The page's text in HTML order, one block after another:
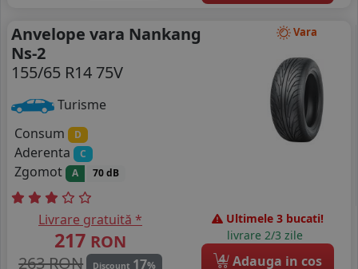
Vara
Anvelope vara Nankang
Ns-2
155/65 R14 75V
Turisme
Consum
D
Aderenta C
Zgomot A 70 dB
Livrare gratuită *
217 RON
263 RON
Discount 17%
Ultimele 3 bucati!
livrare 2/3 zile
4 Adauga in cos